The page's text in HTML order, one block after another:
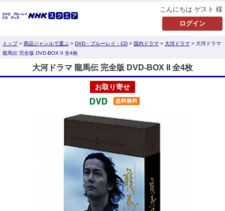
こんにちは ゲスト 様
トップ> 商品ジャンルで選ぶ > DVD・ブルーレイ・CD > 国内ドラマ > 大河ドラマ > 大河ドラマ
龍馬伝 完全版 DVD-BOX II 全4枚
大河ドラマ 龍馬伝 完全版 DVD-BOX II 全4枚
お取り寄せ